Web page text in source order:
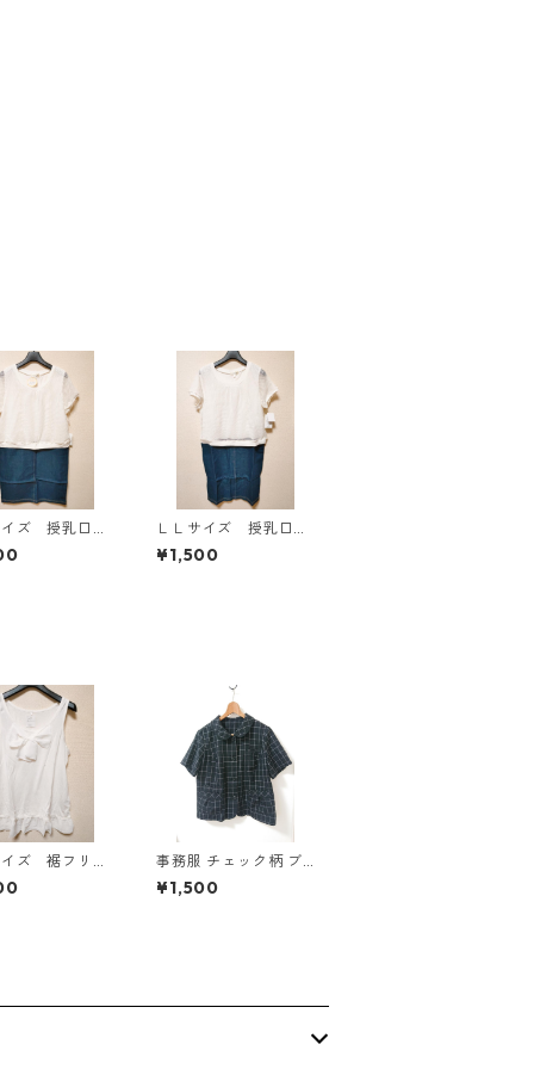
イズ 授乳口付
ニティ ドッ
ンピース ホ
ＬＬサイズ 授乳口付
き マタニティ ドッ
キングワンピース ホ
¥1,500
イズ 裾フリ
ン付きタンク
オフホワイ
事務服 チェック柄 ブ
ラウス 3L ブラック ◆
KIY-1298◆
¥1,500